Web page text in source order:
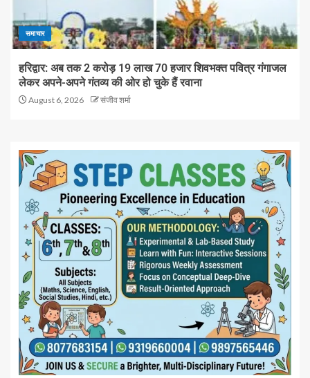
समाचार
हरिद्वार: अब तक 2 करोड़ 19 लाख 70 हजार शिवभक्त पवित्र गंगाजल
लेकर अपने-अपने गंतव्य की ओर हो चुके हैं रवाना
August 6, 2026 संजीव शर्मा